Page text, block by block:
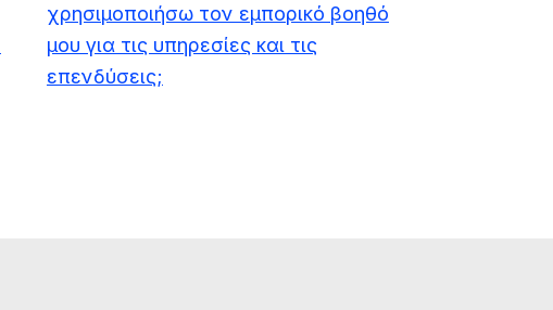
χρησιμοποιήσω τον εμπορικό βοηθό
μου για τις υπηρεσίες και τις
επενδύσεις;